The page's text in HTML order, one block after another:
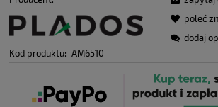
Kod produktu: AM6510
poleć
dodaj